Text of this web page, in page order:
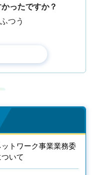
ったですか？
つう
トワーク事業業務委
いて